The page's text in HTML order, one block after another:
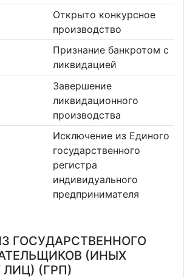
Открыто конкурсное
производство
Признание банкротом с
ликвидацией
Завершение
ликвидационного
производства
Исключение из Единого
государственного
регистра
индивидуального
предпринимателя
ГОСУДАРСТВЕННОГО
(ИНЫХ
(ГРП)